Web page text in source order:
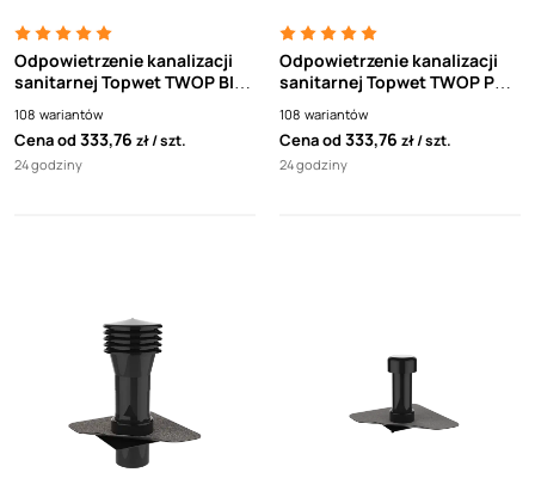
Odpowietrzenie kanalizacji
sanitarnej Topwet TWOP BIT -
kołnierz z papy
termozgrzewalnej
108 wariantów
Cena od333,76 zł szt.
24 godziny
Odpowietrzenie kanalizacji
sanitarnej Topwet TWOP PVC
biała rura
108 wariantów
Cena od333,76 zł szt.
24 godziny